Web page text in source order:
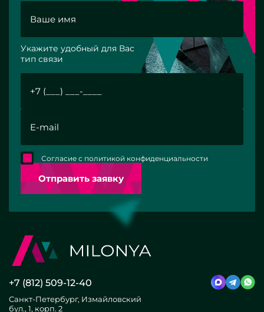
Укажите удобный для Вас
тип связи
Отправить заявку
Согласие с политикой конфиденциальности
+7 (812) 509-12-40
Санкт-Петербург, Измайловский
бул., 1, корп. 2